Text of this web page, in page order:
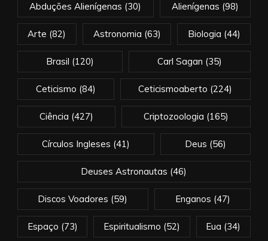
Abduções Alienígenas (30) Alienígenas (98)
Arte (82) Astronomia (63) Biologia (44)
Brasil (120) Carl Sagan (35)
Ceticismo (84) Ceticismoaberto (224)
Ciência (427) Criptozoologia (165)
Círculos Ingleses (41) Deus (56)
Deuses Astronautas (46)
Discos Voadores (59) Enganos (47)
Espaço (73) Espiritualismo (52) Eua (34)